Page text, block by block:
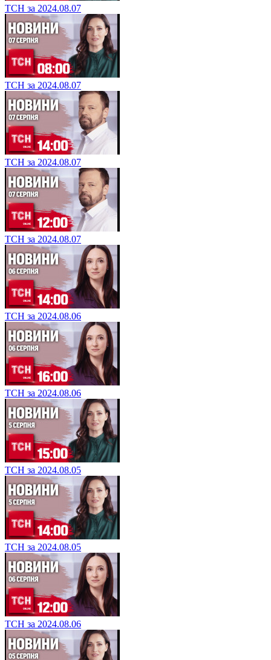
ТСН за 2024.08.07
ТСН за 2024.08.07
ТСН за 2024.08.07
ТСН за 2024.08.07
ТСН за 2024.08.06
ТСН за 2024.08.06
ТСН за 2024.08.05
ТСН за 2024.08.05
ТСН за 2024.08.06